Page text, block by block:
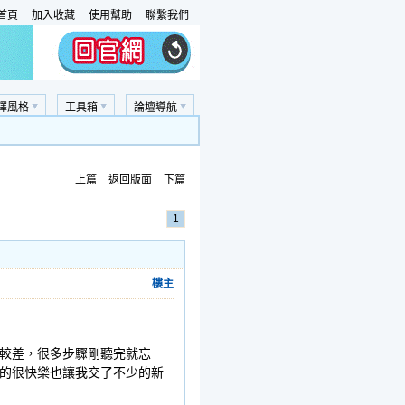
頁 加入收藏 使用幫助 聯繫我們
論壇導航
工具箱
風格
上篇 返回版面 下篇
1
樓主
差，很多步驟剛聽完就忘
很快樂也讓我交了不少的新